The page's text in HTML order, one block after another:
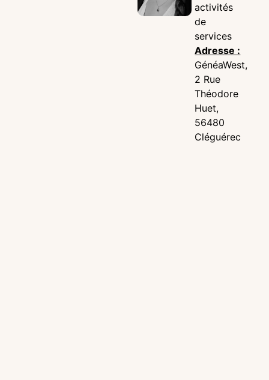
activités
de
services
Adresse :
GénéaWest,
2 Rue
Théodore
Huet,
56480
Cléguérec